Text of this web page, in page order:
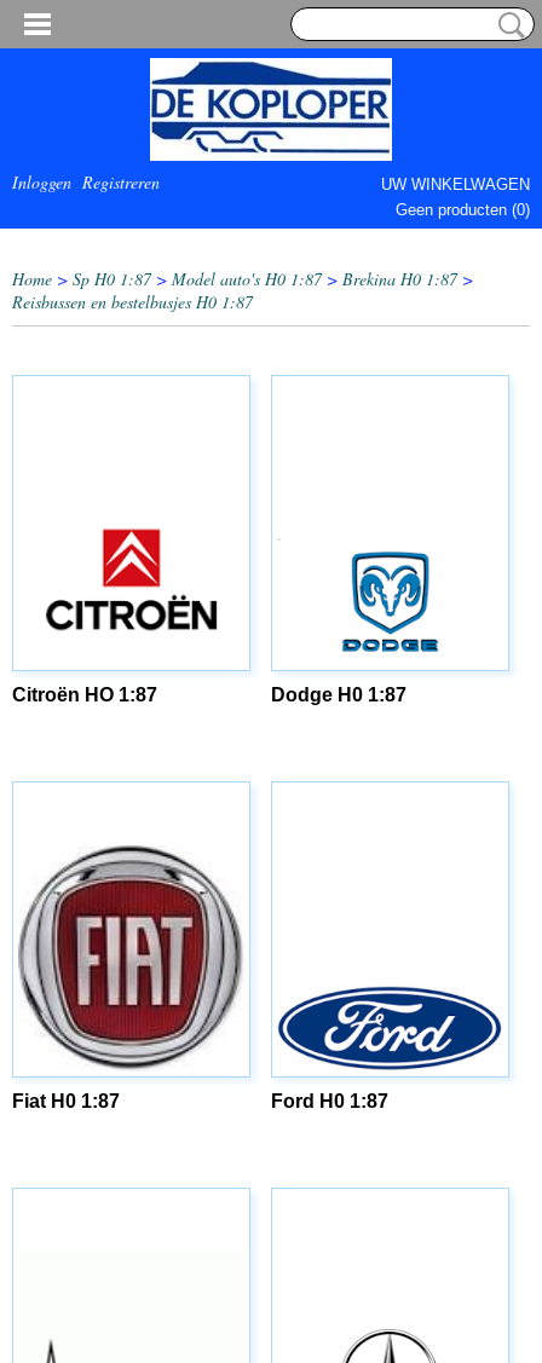
Inloggen Registreren
UW WINKELWAGEN
Geen producten (0)
Home > Sp H0 1:87> Model auto's H0 1:87> Brekina H0 1:87>
Reisbussen en bestelbusjes H0 1:87
Citroën HO 1:87 Dodge H0 1:87
Fiat H0 1:87 Ford H0 1:87